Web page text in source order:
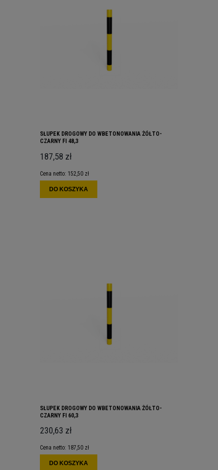
SŁUPEK DROGOWY DO WBETONOWANIA ŻÓŁTO-
CZARNY FI 48,3
187,58 zł
Cena netto: 152,50 zł
DO KOSZYKA
SŁUPEK DROGOWY DO WBETONOWANIA ŻÓŁTO-
CZARNY FI 60,3
230,63 zł
Cena netto: 187,50 zł
DO KOSZYKA